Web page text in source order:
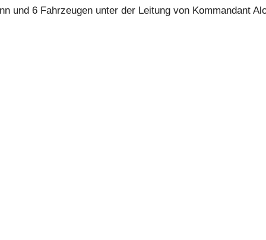
und 6 Fahrzeugen unter der Leitung von Kommandant